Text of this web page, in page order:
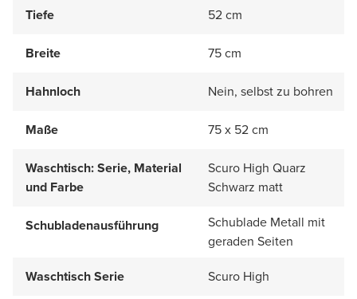
Tiefe
52 cm
Breite 75 cm
Hahnloch Nein, selbst zu bohren
Maße 75 x 52 cm
Waschtisch: Serie, Material
und Farbe
Scuro High Quarz
Schwarz matt
Schubladenausführung
Schublade Metall mit
geraden Seiten
Waschtisch Serie
Scuro High